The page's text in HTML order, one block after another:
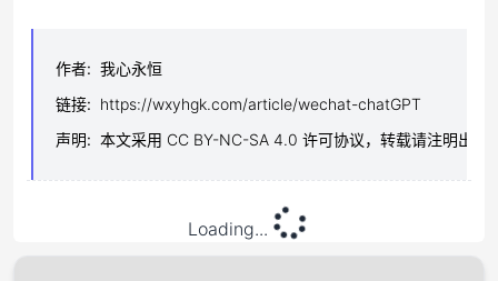
作者: 我心永恒
链接: https://wxyhgk.com/article/wechat-chatGPT
声明: 本文采用 CC BY-NC-SA 4.0 许可协议，转载请注明出处
Loading...